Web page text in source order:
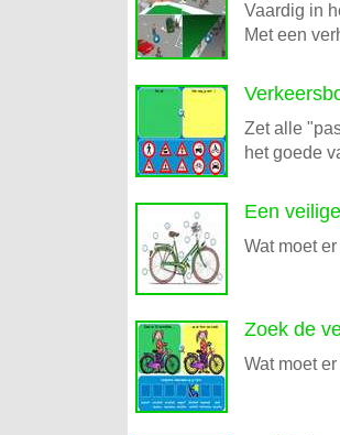
Vaardig in
Met een
Zet alle
het goede
Een
Wat moet
Zoek de
Wat moet